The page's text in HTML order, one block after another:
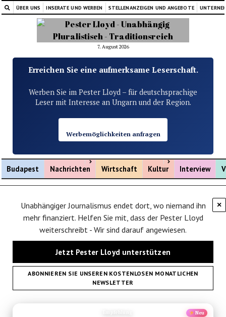
ÜBER UNS INSERATE UND WERBEN STELLENANZEIGEN UND ANGEBOTE
7. August 2026
Erreichen Sie eine aufmerksame Leserschaft.
Werben Sie im Pester Lloyd – für deutschsprachige
Leser mit Interesse an Ungarn und der Region.
Werbemöglichkeiten anfragen
Budapest Nachrichten
Menü öffnen
Wirtschaft Kultur
Menü öffnen
Interview
×
Unabhängiger Journalismus endet dort, wo niemand ihn
mehr finanziert. Helfen Sie mit, dass der Pester Lloyd
weiterschreibt - Wir sind darauf angewiesen.
Jetzt Pester Lloyd unterstützen
ABONNIEREN SIE UNSEREN KOSTENLOSEN MONATLICHEN
NEWSLETTER
Neu